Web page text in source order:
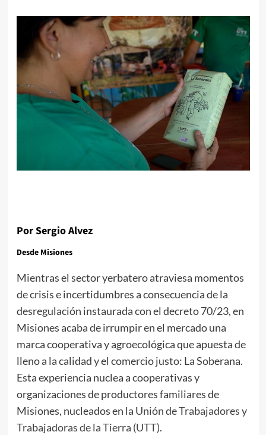
Por Sergio Alvez
Desde Misiones
Mientras el sector yerbatero atraviesa momentos
de crisis e incertidumbres a consecuencia de la
desregulación instaurada con el decreto 70/23, en
Misiones acaba de irrumpir en el mercado una
marca cooperativa y agroecológica que apuesta de
lleno a la calidad y el comercio justo: La Soberana.
Esta experiencia nuclea a cooperativas y
organizaciones de productores familiares de
Misiones, nucleados en la Unión de Trabajadores y
Trabajadoras de la Tierra (UTT).